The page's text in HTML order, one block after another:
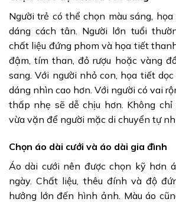
Người trẻ có thể chọn màu sáng,
dáng cách tân. Người lớn tuổi
chất liệu đứng phom và họa tiết
đậm, tím than, đỏ rượu hoặc vàng
sang. Với người nhỏ con, họa tiết
dáng nhìn cao hơn. Với người có vai
thấp nhẹ sẽ dễ chịu hơn. Không
vừa vặn để người mặc di chuyển tự
Chọn áo dài cưới và áo dài gia đình
Áo dài cưới nên được chọn kỹ hơn
ngày. Chất liệu, thêu đính và độ
hưởng lớn đến hình ảnh. Màu áo